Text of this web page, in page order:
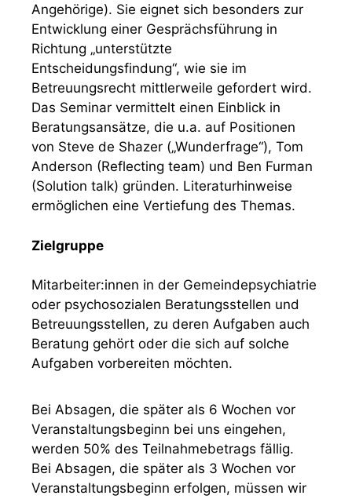
Angehörige). Sie eignet sich besonders zur
Entwicklung einer Gesprächsführung in
Richtung „unterstützte
Entscheidungsfindung“, wie sie im
Betreuungsrecht mittlerweile gefordert wird.
Das Seminar vermittelt einen Einblick in
Beratungsansätze, die u.a. auf Positionen
von Steve de Shazer („Wunderfrage“), Tom
Anderson (Reflecting team) und Ben Furman
(Solution talk) gründen. Literaturhinweise
ermöglichen eine Vertiefung des Themas.
Zielgruppe
Mitarbeiter:innen in der Gemeindepsychiatrie
oder psychosozialen Beratungsstellen und
Betreuungsstellen, zu deren Aufgaben auch
Beratung gehört oder die sich auf solche
Aufgaben vorbereiten möchten.
Bei Absagen, die später als 6 Wochen vor
Veranstaltungsbeginn bei uns eingehen,
werden 50% des Teilnahmebetrags fällig.
Bei Absagen, die später als 3 Wochen vor
Veranstaltungsbeginn erfolgen, müssen wir